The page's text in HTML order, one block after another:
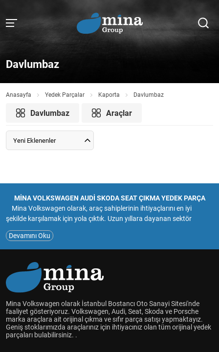
Davlumbaz
Anasayfa Yedek Parçalar Kaporta Davlumbaz
Davlumbaz Araçlar
Yeni Eklenenler
MİNA VOLKSWAGEN AUDİ SKODA SEAT ÇIKMA YEDEK PARÇA
Mina Volkswagen olarak, araç sahiplerinin ihtiyaçlarını en iyi
şekilde karşılamak için yola çıktık. Uzun yıllara dayanan sektör
deneyimimiz ve tutkumuzla, müşterilerimize güvenilir ve kaliteli
hizmet sunmayı amaçlıyoruz.Mina Volkswagen, çıkma ve sıfır yedek
parça satışıyla, araç sahiplerinin bakım ve onarım ihtiyaçlarını en
Volkswagen Audi Skoda Seat marka araçlar için çıkma ve sıfır
parçaları bulabilir, aracınızın performansını ve güvenliğini
artırabilirsiniz.Müşteri memnuniyetini her zaman ön planda tutarak,
uzman ekibimizle size en uygun çözümleri sunmak için çalışıyoruz.
Aracınızın her detayını düşünüyor, kaliteli yedek parçalarla sizlere
hizmet vermekten mutluluk duyuyoruz.
Mina Volkswagen olarak, araçlarınızın uzun ömürlü olması ve
Devamını Oku
Mina Volkswagen olarak İstanbul Bostancı Oto Sanayi Sitesi'nde
faaliyet gösteriyoruz. Volkswagen, Audi, Seat, Skoda ve Porsche
marka araçlara ait orijinal çıkma ve sıfır parça satışı yapmaktayız.
Geniş stoklarımızda araçlarınız için ihtiyacınız olan tüm orijinal yedek
parçaları bulabilirsiniz. .